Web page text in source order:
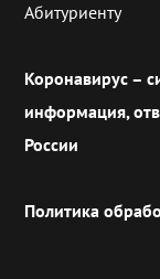
Абитуриенту
Коронавирус –
информация,
России
Политика